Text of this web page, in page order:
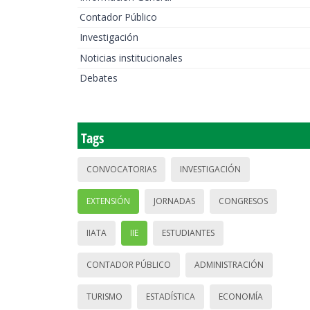
Contador Público
Investigación
Noticias institucionales
Debates
Tags
CONVOCATORIAS INVESTIGACIÓN
EXTENSIÓN JORNADAS CONGRESOS
IIATA IIE ESTUDIANTES
CONTADOR PÚBLICO ADMINISTRACIÓN
TURISMO ESTADÍSTICA ECONOMÍA